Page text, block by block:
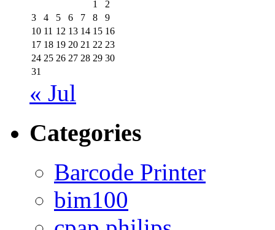
1
2
3
4 5 6 7 8
9
10 11 12 13 14 15 16
17 18 19 20 21 22 23
24 25 26 27 28 29 30
31
« Jul
Categories
Barcode Printer
bim100